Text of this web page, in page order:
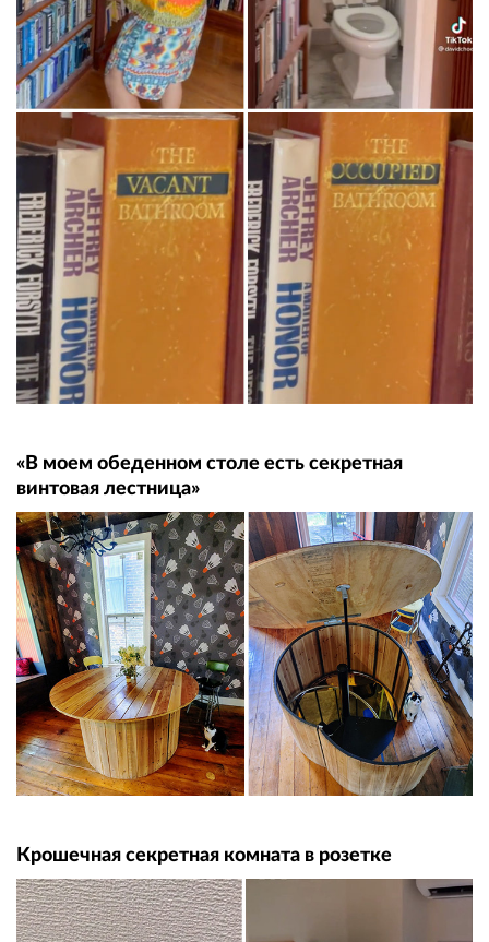
«В моем обеденном столе есть секретная
винтовая лестница»
Крошечная секретная комната в розетке